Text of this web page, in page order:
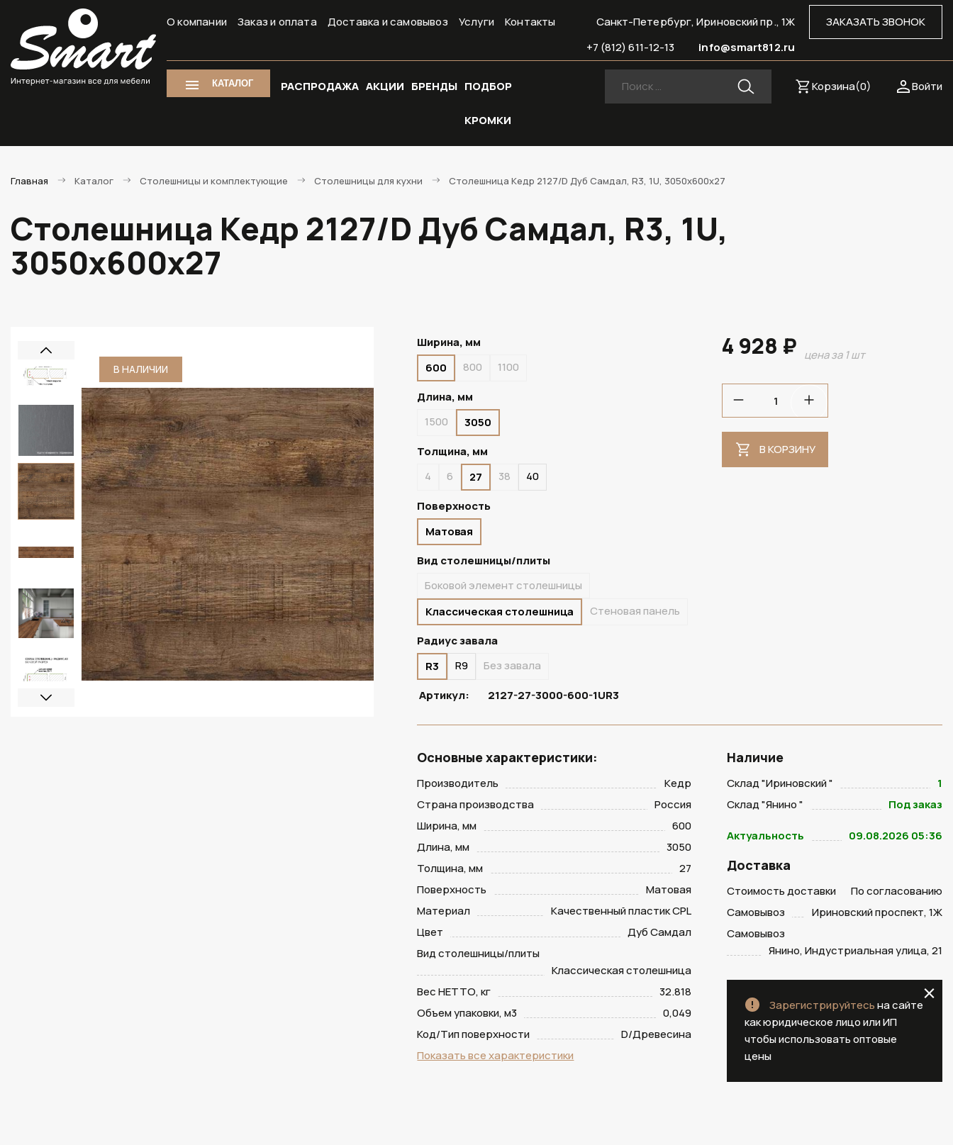
О компании Заказ и оплата Доставка и самовывоз Услуги Контакты ЗАКАЗАТЬ ЗВОНОК
Санкт-Петербург, Ириновский пр., 1Ж
info@smart812.ru
+7 (812) 611-12-13
КАТАЛОГ РАСПРОДАЖА АКЦИИ БРЕНДЫ ПОДБОР
КРОМКИ
Войти
Корзина(0)
Главная Каталог Столешницы и комплектующие Cтолешницы для кухни Столешница Кедр 2127/D Дуб Самдал, R3, 1U, 3050х600х27
Столешница Кедр 2127/D Дуб Самдал, R3, 1U,
3050х600х27
В НАЛИЧИИ В НАЛИЧИИ
Ширина, мм
600
800
1100
Длина, мм
1500
3050
Толщина, мм
4
6 27 38
40
Поверхность
Матовая
Вид столешницы/плиты
Боковой элемент столешницы
Классическая столешница
Стеновая панель
Радиус завала
R3
R9
Без завала
Артикул:
2127-27-3000-600-1UR3
4 928 ₽ цена за 1 шт
В КОРЗИНУ
Основные характеристики:
Производитель
Кедр
Страна производства
Россия
Ширина, мм
600
Длина, мм
3050
Толщина, мм
27
Поверхность
Матовая
Материал
Качественный пластик CPL
Цвет
Дуб Самдал
Вид столешницы/плиты
Классическая столешница
Вес НЕТТО, кг
32.818
Объем упаковки, м3
0,049
Код/Тип поверхности
D/Древесина
Показать все характеристики
Наличие
Склад "Ириновский "
1
Склад "Янино "
Под заказ
Актуальность 09.08.2026 05:36
Доставка
Стоимость доставки
По согласованию
Самовывоз
Ириновский проспект, 1Ж
Самовывоз
Янино, Индустриальная улица, 21
Зарегистрируйтесьна сайте
как юридическое лицо или ИП
чтобы использовать оптовые
цены